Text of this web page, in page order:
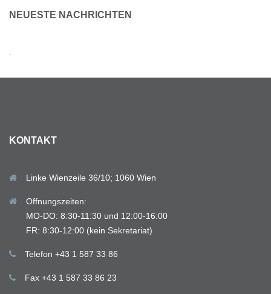
NEUESTE NACHRICHTEN
KONTAKT
Linke Wienzeile 36/10; 1060 Wien
Offnungszeiten:
MO-DO: 8:30-11:30 und 12:00-16:00
FR: 8:30-12:00 (kein Sekretariat)
Telefon +43 1 587 33 86
Fax +43 1 587 33 86 23